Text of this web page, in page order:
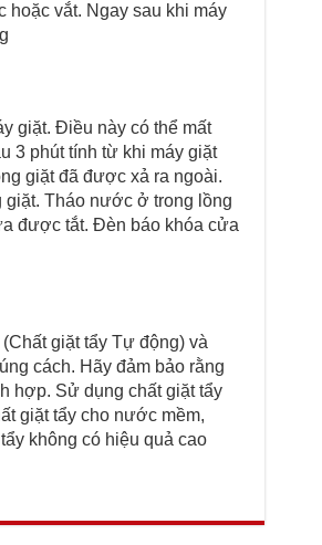
vắt. Ngay sau khi máy
giặt. Điều này có thể mất
3 phút tính từ khi máy giặt
giặt đã được xả ra ngoài.
Tháo nước ở trong lồng
được tắt. Đèn báo khóa cửa
giặt tẩy Tự động) và
cách. Hãy đảm bảo rằng
hợp. Sử dụng chất giặt tẩy
giặt tẩy cho nước mềm,
không có hiệu quả cao